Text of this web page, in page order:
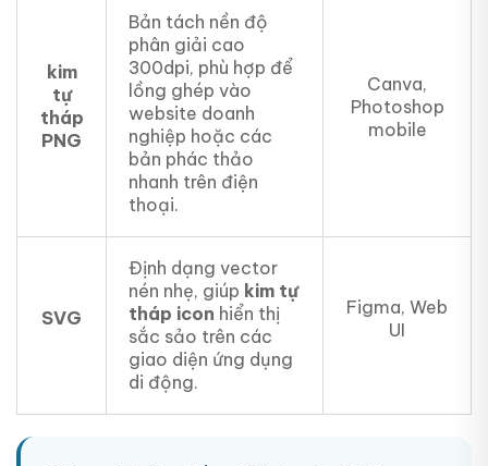
kim
tự
tháp
PNG
Bản tách nền độ
phân giải cao
300dpi, phù hợp để
lồng ghép vào
website doanh
nghiệp hoặc các
bản phác thảo
nhanh trên điện
thoại.
Canva,
Photoshop
mobile
SVG
Định dạng vector
nén nhẹ, giúp kim tự
tháp icon hiển thị
sắc sảo trên các
giao diện ứng dụng
di động.
Figma, Web
UI